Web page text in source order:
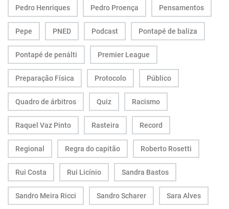
Pedro Henriques Pedro Proença Pensamentos
Pepe PNED Podcast Pontapé de baliza
Pontapé de penálti Premier League
Preparação Física Protocolo Público
Quadro de árbitros Quiz Racismo
Raquel Vaz Pinto Rasteira Record
Regional Regra do capitão Roberto Rosetti
Rui Costa Rui Licínio Sandra Bastos
Sandro Meira Ricci Sandro Scharer Sara Alves